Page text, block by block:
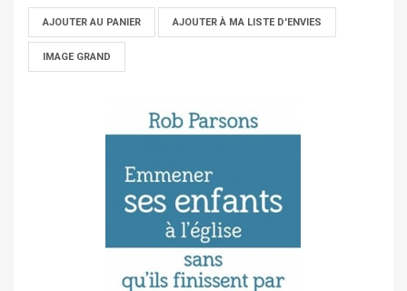
AJOUTER AU PANIER AJOUTER À MA LISTE D'ENVIES
IMAGE GRAND